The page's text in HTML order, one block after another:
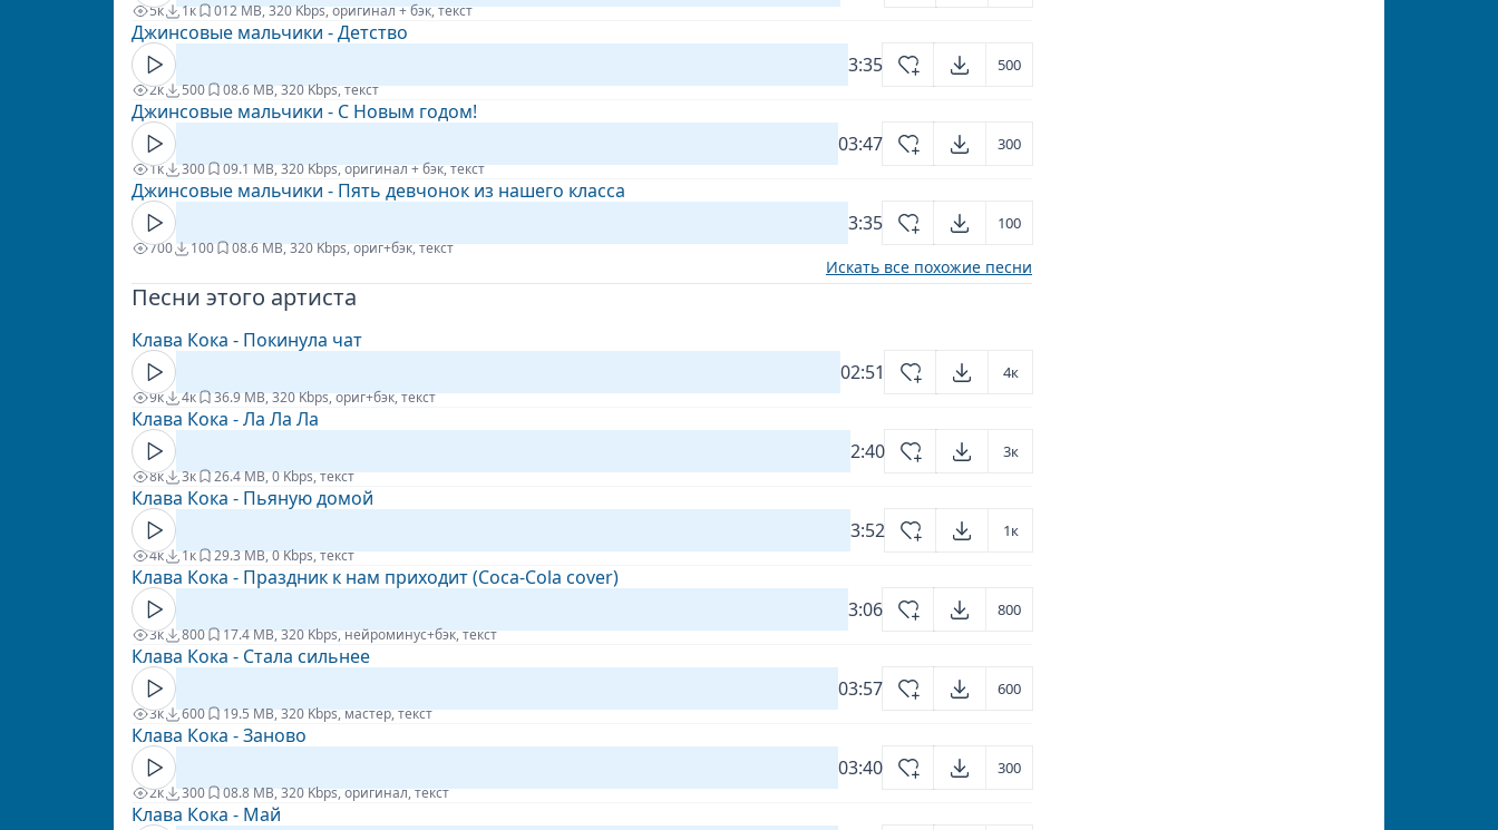
5к 1к 012 MB, 320 Kbps, оригинал + бэк, текст
Джинсовые мальчики - Детство
3:35
500
2к 500 08.6 MB, 320 Kbps, текст
Джинсовые мальчики - С Новым годом!
03:47
300
1к 300 09.1 MB, 320 Kbps, оригинал + бэк, текст
Джинсовые мальчики - Пять девчонок из нашего класса
3:35
100
700 100 08.6 MB, 320 Kbps, ориг+бэк, текст
Искать все похожие песни
Песни этого артиста
Клава Кока - Покинула чат
02:51
4к
9к 4к 36.9 MB, 320 Kbps, ориг+бэк, текст
Клава Кока - Ла Ла Ла
2:40
3к
8к 3к 26.4 MB, 0 Kbps, текст
Клава Кока - Пьяную домой
3:52
1к
4к 1к 29.3 MB, 0 Kbps, текст
Клава Кока - Праздник к нам приходит (Coca-Cola cover)
3:06
800
3к 800 17.4 MB, 320 Kbps, нейроминус+бэк, текст
Клава Кока - Стала сильнее
03:57
600
3к 600 19.5 MB, 320 Kbps, мастер, текст
Клава Кока - Заново
03:40
300
2к 300 08.8 MB, 320 Kbps, оригинал, текст
Клава Кока - Май